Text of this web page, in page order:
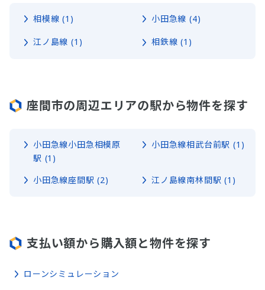
相模線 (1) 小田急線 (4)
江ノ島線 (1) 相鉄線 (1)
座間市の周辺エリアの駅から物件を探す
小田急線小田急相模原
駅 (1)
小田急線相武台前駅 (1)
小田急線座間駅 (2) 江ノ島線南林間駅 (1)
支払い額から購入額と物件を探す
ローンシミュレーション